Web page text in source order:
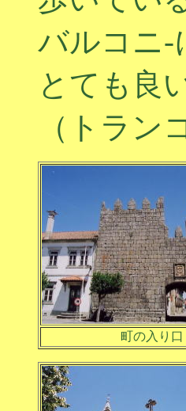
バルコニ-
とても良
（トラン
町の入り口